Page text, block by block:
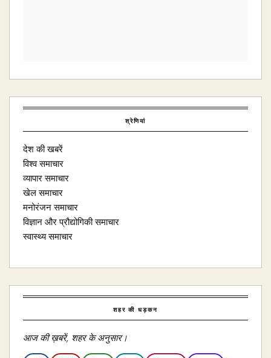
श्रेणियां
देश की खबरें
विश्व समाचार
व्यापार समाचार
खेल समाचार
मनोरंजन समाचार
विज्ञान और प्रौद्योगिकी समाचार
स्वास्थ्य समाचार
शहर की धड़कन
आज की ख़बरें, शहर के अनुसार।